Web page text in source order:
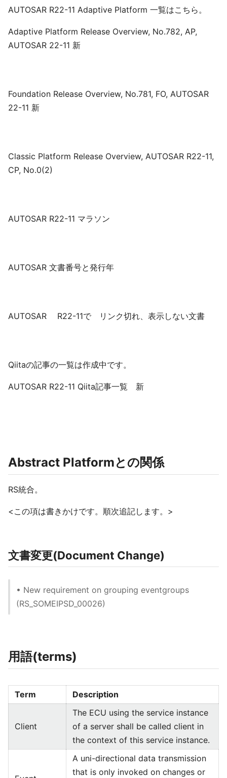
AUTOSAR R22-11 Adaptive Platform 一覧はこちら。
Adaptive Platform Release Overview, No.782, AP,
AUTOSAR 22-11 新
Foundation Release Overview, No.781, FO, AUTOSAR
22-11 新
Classic Platform Release Overview, AUTOSAR R22-11,
CP, No.0(2)
AUTOSAR R22-11 マラソン
AUTOSAR 文書番号と発行年
AUTOSAR R22-11で リンク切れ、表示しない文書
Qiitaの記事の一覧は作成中です。
AUTOSAR R22-11 Qiita記事一覧 新
Abstract Platformとの関係
RS統合。
<この項は書きかけです。順次追記します。>
文書変更(Document Change)
• New requirement on grouping eventgroups
(RS_SOMEIPSD_00026)
用語(terms)
Term Description
Client
The ECU using the service instance
of a server shall be called client in
the context of this service instance.
A uni-directional data transmission
that is only invoked on changes or